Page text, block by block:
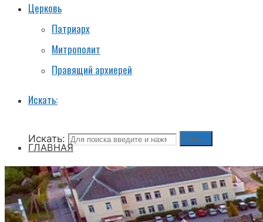
Церковь
Патриарх
Митрополит
Правящий архиерей
Искать:
Искать: Искать:
ГЛАВНАЯ
НОВОСТИ